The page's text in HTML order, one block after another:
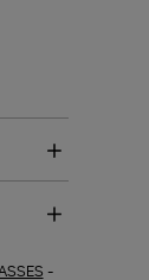
-